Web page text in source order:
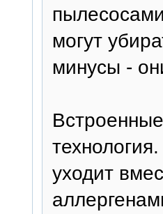
могут
минусы -
уходит